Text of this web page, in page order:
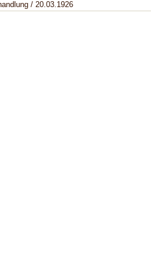
/ 20.03.1926